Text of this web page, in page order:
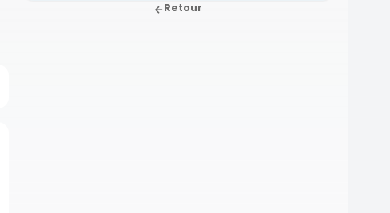
Retour